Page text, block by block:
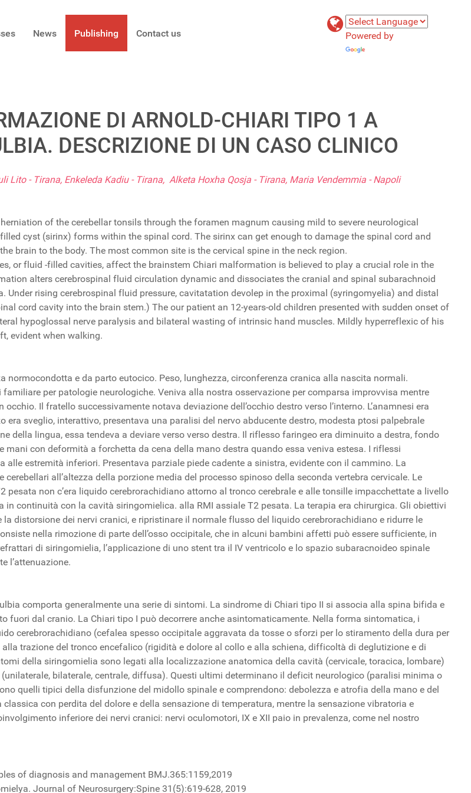
News Publishing Contact us
Powered by
DI ARNOLD-CHIARI TIPO 1 A
DESCRIZIONE DI UN CASO CLINICO
Lito - Tirana, Enkeleda Kadiu - Tirana, Alketa Hoxha Qosja - Tirana, Maria Vendemmia - Napoli
of the cerebellar tonsils through the foramen magnum causing mild to severe neurological
cyst (sirinx) forms within the spinal cord. The sirinx can get enough to damage the spinal cord and
brain to the body. The most common site is the cervical spine in the neck region.
or fluid -filled cavities, affect the brainstem Chiari malformation is believed to play a crucial role in the
alters cerebrospinal fluid circulation dynamic and dissociates the cranial and spinal subarachnoid
Under rising cerebrospinal fluid pressure, cavitatation devolep in the proximal (syringomyelia) and distal
cord cavity into the brain stem.) The our patient an 12-years-old children presented with sudden onset of
hypoglossal nerve paralysis and bilateral wasting of intrinsic hand muscles. Mildly hyperreflexic of his
evident when walking.
e da parto eutocico. Peso, lunghezza, circonferenza cranica alla nascita normali.
per patologie neurologiche. Veniva alla nostra osservazione per comparsa improvvisa mentre
Il fratello successivamente notava deviazione dell’occhio destro verso l’interno. L’anamnesi era
era sveglio, interattivo, presentava una paralisi del nervo abducente destro, modesta ptosi palpebrale
della lingua, essa tendeva a deviare verso verso destra. Il riflesso faringeo era diminuito a destra, fondo
con deformità a forchetta da cena della mano destra quando essa veniva estesa. I riflessi
estremità inferiori. Presentava parziale piede cadente a sinistra, evidente con il cammino. La
all’altezza della porzione media del processo spinoso della seconda vertebra cervicale. Le
non c’era liquido cerebrorachidiano attorno al tronco cerebrale e alle tonsille impacchettate a livello
continuità con la cavità siringomielica. alla RMI assiale T2 pesata. La terapia era chirurgica. Gli obiettivi
distorsione dei nervi cranici, e ripristinare il normale flusso del liquido cerebrorachidiano e ridurre le
nella rimozione di parte dell’osso occipitale, che in alcuni bambini affetti può essere sufficiente, in
di siringomielia, l’applicazione di uno stent tra il IV ventricolo e lo spazio subaracnoideo spinale
l’attenuazione.
comporta generalmente una serie di sintomi. La sindrome di Chiari tipo II si associa alla spina bifida e
fuori dal cranio. La Chiari tipo I può decorrere anche asintomaticamente. Nella forma sintomatica, i
cerebrorachidiano (cefalea spesso occipitale aggravata da tosse o sforzi per lo stiramento della dura per
trazione del tronco encefalico (rigidità e dolore al collo e alla schiena, difficoltà di deglutizione e di
della siringomielia sono legati alla localizzazione anatomica della cavità (cervicale, toracica, lombare)
bilaterale, centrale, diffusa). Questi ultimi determinano il deficit neurologico (paralisi minima o
quelli tipici della disfunzione del midollo spinale e comprendono: debolezza e atrofia della mano e del
con perdita del dolore e della sensazione di temperatura, mentre la sensazione vibratoria e
inferiore dei nervi cranici: nervi oculomotori, IX e XII paio in prevalenza, come nel nostro
of diagnosis and management BMJ.365:1159,2019
Journal of Neurosurgery:Spine 31(5):619-628, 2019